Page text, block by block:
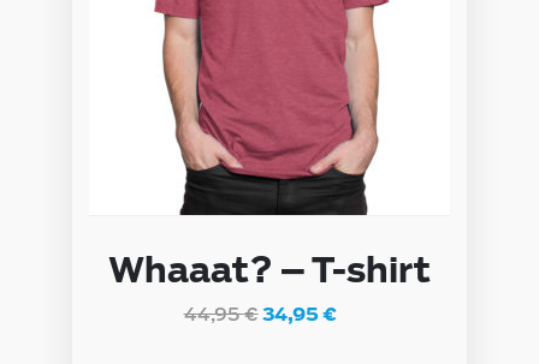
Whaaat? – T-shirt
44,95€34,95€